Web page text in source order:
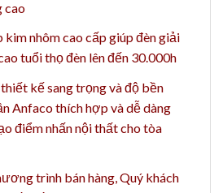
cao
kim nhôm cao cấp giúp đèn giải
tuổi thọ đèn lên đến 30.000h
kế sang trọng và độ bền
Anfaco thích hợp và dễ dàng
điểm nhấn nội thất cho tòa
trình bán hàng, Quý khách